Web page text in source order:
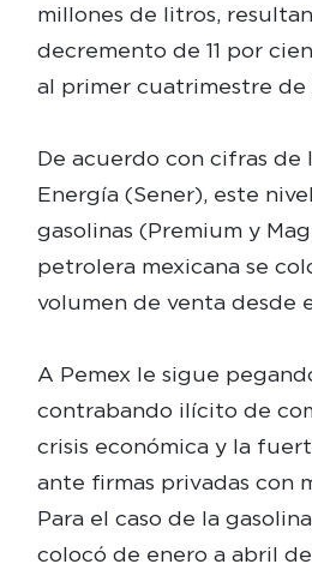
millones de litros,
decremento de 11 por
al primer cuatrimestre de
De acuerdo con cifras de
Energía (Sener), este
gasolinas (Premium y
petrolera mexicana se
volumen de venta desde
A Pemex le sigue
contrabando ilícito de
crisis económica y la
ante firmas privadas con
Para el caso de la
colocó de enero a abril